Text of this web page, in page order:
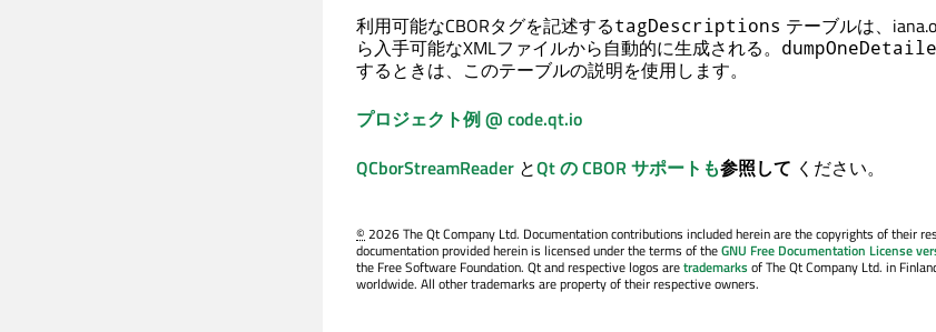
利用可能なCBORタグを記述するtagDescriptions テーブルは、
ら入手可能なXMLファイルから自動的に生成される。
するときは、このテーブルの説明を使用します。
プロジェクト例 @ code.qt.io
QCborStreamReader とQt の CBOR サポートも参照して ください。
©2026 The Qt Company Ltd. Documentation contributions included herein are the copyrights of their
documentation provided herein is licensed under the terms of theGNU Free Documentation License
the Free Software Foundation. Qt and respective logos aretrademarksof The Qt Company Ltd. in
worldwide. All other trademarks are property of their respective owners.